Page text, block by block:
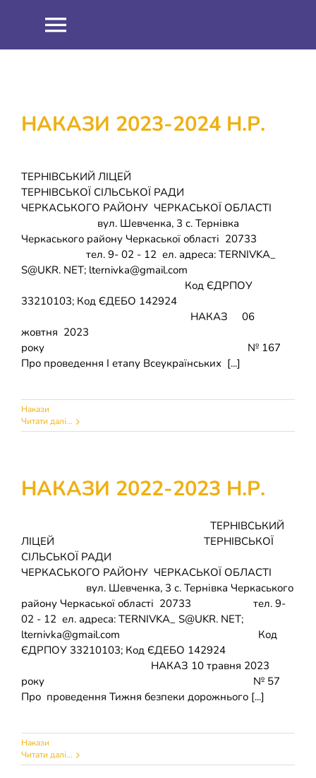
Toggle
ПРО НАС
Навчальна робота
Виховна робота
Накази
ІНФОРМАЦІЯ
ЗНО 2021
ШКІЛЬНИЙ ГАРТ
КОЗАЦЬКА ПЕДАГОГІКА
Джура
ОХОРОНА ПРАЦІ
ФІНАНСОВО-ГОСПОДАРСЬКА РОБОТА
Електронні журнали
Новий освітній простір
БАТЬКАМ
ПРОЗОРІСТЬ ТА ІНФОРМАЦІЙНА ВІДКРИТІСТЬ ЗАКЛАДУ
ШКІЛЬНА БІБЛІОТЕКА
НАКАЗИ 2023-2024 Н.Р.
ТЕРНІВСЬКИЙ ЛІЦЕЙ
ТЕРНІВСЬКОЇ СІЛЬСЬКОЇ РАДИ
ЧЕРКАСЬКОГО РАЙОНУ ЧЕРКАСЬКОЇ ОБЛАСТІ
вул. Шевченка, 3 с. Тернівка
Черкаського району Черкаської області 20733
тел. 9- 02 - 12 ел. адреса: TERNIVKA_
S@UKR. NET; lternivka@gmail.com
Код ЄДРПОУ
33210103; Код ЄДЕБО 142924
НАКАЗ 06
жовтня 2023
року № 167
Про проведення І етапу Всеукраїнських [...]
Накази
Читати далі...
НАКАЗИ 2022-2023 Н.Р.
ТЕРНІВСЬКИЙ
ЛІЦЕЙ ТЕРНІВСЬКОЇ
СІЛЬСЬКОЇ РАДИ
ЧЕРКАСЬКОГО РАЙОНУ ЧЕРКАСЬКОЇ ОБЛАСТІ
вул. Шевченка, 3 с. Тернівка Черкаського
району Черкаської області 20733 тел. 9-
02 - 12 ел. адреса: TERNIVKA_ S@UKR. NET;
lternivka@gmail.com Код
ЄДРПОУ 33210103; Код ЄДЕБО 142924
НАКАЗ 10 травня 2023
року № 57
Про проведення Тижня безпеки дорожнього [...]
Накази
Читати далі...